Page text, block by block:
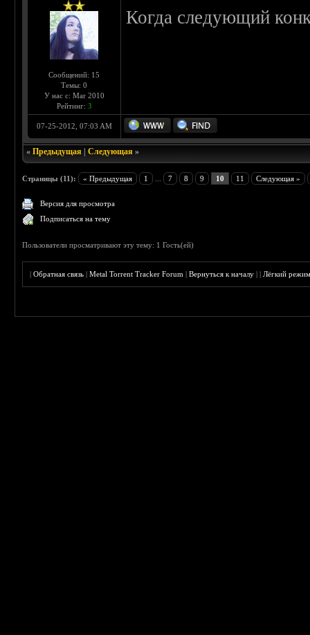
Сообщений: 15
Темы: 0
У нас с: Mar 2010
Рейтинг: 3
Когда следующий
07-25-2012, 07:03 AM
«Предыдущая |Следующая »
Страницы (11): « Предыдущая 1 7 8 9 10 11 Следующая »
Версия для просмотра
Подписаться на тему
Пользователи просматривают эту тему: 1 Гость(ей)
|Обратная связь |Metal Torrent Tracker Forum |Вернуться к началу ||Лёгкий